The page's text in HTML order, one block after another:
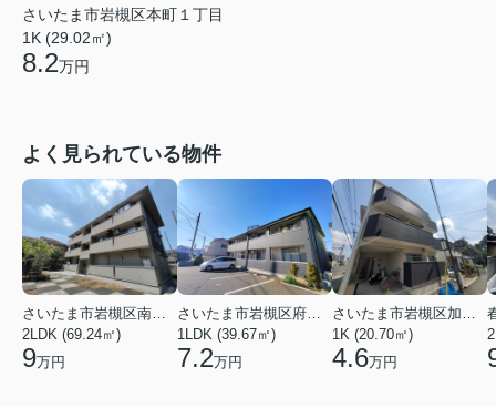
さいたま市岩槻区本町１丁目
1K (29.02㎡)
8.2万円
よく見られている物件
2LDK (69.24㎡)
9万円
1LDK (39.67㎡)
7.2万円
1K (20.70㎡)
4.6万円